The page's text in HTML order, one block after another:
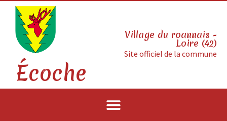
Écoche
Village du roannais -
Loire (42)
Site officiel de la commune